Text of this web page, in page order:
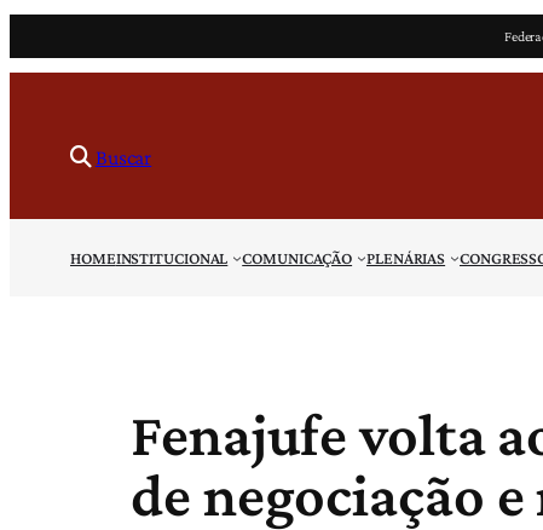
para
conteúdo
Buscar
HOMEINSTITUCIONAL COMUNICAÇÃO PLENÁRIAS
Fenajufe volta
de negociação